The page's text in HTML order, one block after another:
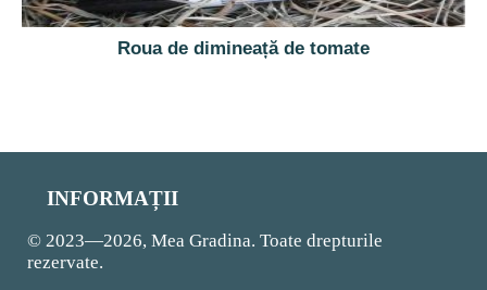
Roua de dimineață de tomate
INFORMAȚII
© 2023—2026, Mea Gradina. Toate drepturile
rezervate.